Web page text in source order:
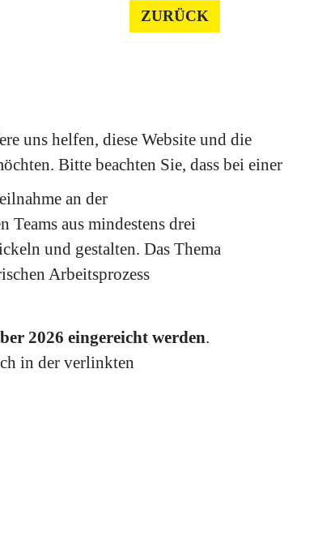
ZURÜCK
an der
aus mindestens drei
und gestalten. Das Thema
Arbeitsprozess
2026 eingereicht werden
in der verlinkten
uns helfen, diese Website und die
Bitte beachten Sie, dass bei einer